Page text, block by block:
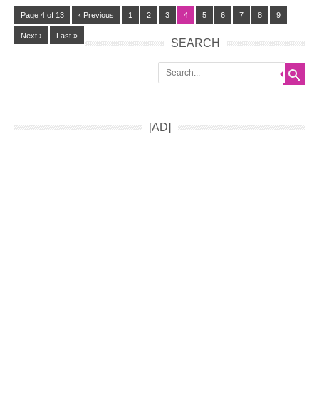
Page 4 of 13 ‹ Previous 1 2 3 4 5 6 7 8 9
Next › Last »
SEARCH
[AD]